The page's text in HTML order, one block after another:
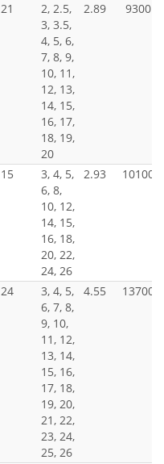
21
2, 2.5,
3, 3.5,
4, 5, 6,
7, 8, 9,
10, 11,
12, 13,
14, 15,
16, 17,
18, 19,
20
2.89 9300
15
3, 4, 5,
6, 8,
10, 12,
14, 15,
16, 18,
20, 22,
24, 26
2.93 10100
24
3, 4, 5,
6, 7, 8,
9, 10,
11, 12,
13, 14,
15, 16,
17, 18,
19, 20,
21, 22,
23, 24,
25, 26
4.55 13700